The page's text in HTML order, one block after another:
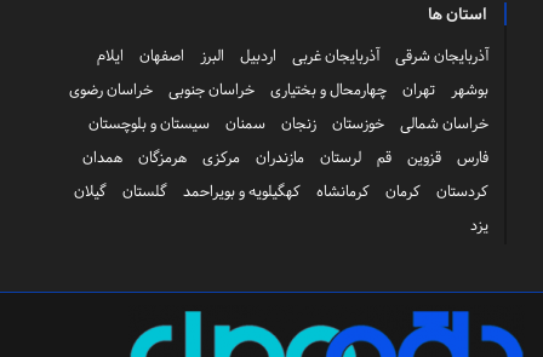
استان ها
آذربایجان شرقی آذربایجان غربی اردبیل البرز اصفهان
ایلام
بوشهر
تهران چهارمحال و بختیاری خراسان جنوبی
خراسان رضوی
خراسان شمالی
خوزستان زنجان سمنان
سیستان و بلوچستان
فارس
قزوین قم لرستان مازندران مرکزی هرمزگان
همدان
کردستان
کرمان کرمانشاه کهگیلویه و بویراحمد گلستان
گیلان
یزد